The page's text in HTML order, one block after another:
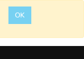
OK